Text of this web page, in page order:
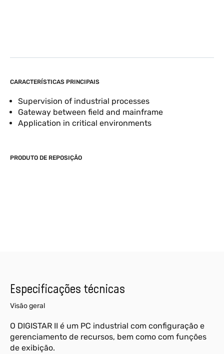
CARACTERÍSTICAS PRINCIPAIS
Supervision of industrial processes
Gateway between field and mainframe
Application in critical environments
PRODUTO DE REPOSIÇÃO
Especificações técnicas
Visão geral
O DIGISTAR II é um PC industrial com configuração e
gerenciamento de recursos, bem como com funções
de exibição.